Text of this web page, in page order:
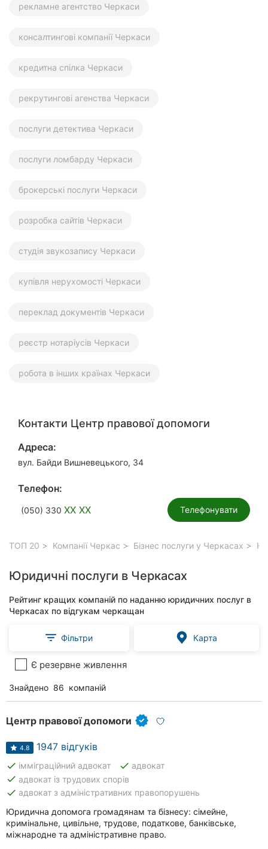
рекламне агентство Черкаси
консалтингові компанії Черкаси
кредитна спілка Черкаси
рекрутингові агенства Черкаси
послуги детектива Черкаси
послуги ломбарду Черкаси
брокерські послуги Черкаси
розробка сайтів Черкаси
студія звукозапису Черкаси
купівля нерухомості Черкаси
переклад документів Черкаси
реєстр нотаріусів Черкаси
робота в інших країнах Черкаси
Контакти Центр правової допомоги
Адреса:
вул. Байди Вишневецького, 34
Телефон:
(050) 330 XX XX Телефонувати
ТОП 20 Компанії Черкас Бізнес послуги у Черкасах
Юридичні послуги в Черкасах
Рейтинг кращих компаній по наданню юридичних послуг в
Черкасах по відгукам черкащан
Фільтри Карта
Є резервне живлення
Знайдено 86 компаній
Центр правової допомоги
4.8 1947 відгуків
done імміграційний адвокат done адвокат
done адвокат із трудових спорів
done адвокат з адміністративних правопорушень
Юридична допомога громадянам та бізнесу: сімейне,
кримінальне, цивільне, трудове, податкове, банківське,
міжнародне та адміністративне право.